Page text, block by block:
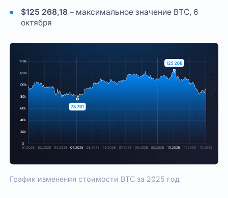
$125 268,18 – максимальное значение BTC, 6
октября
График изменения стоимости BTC за 2025 год